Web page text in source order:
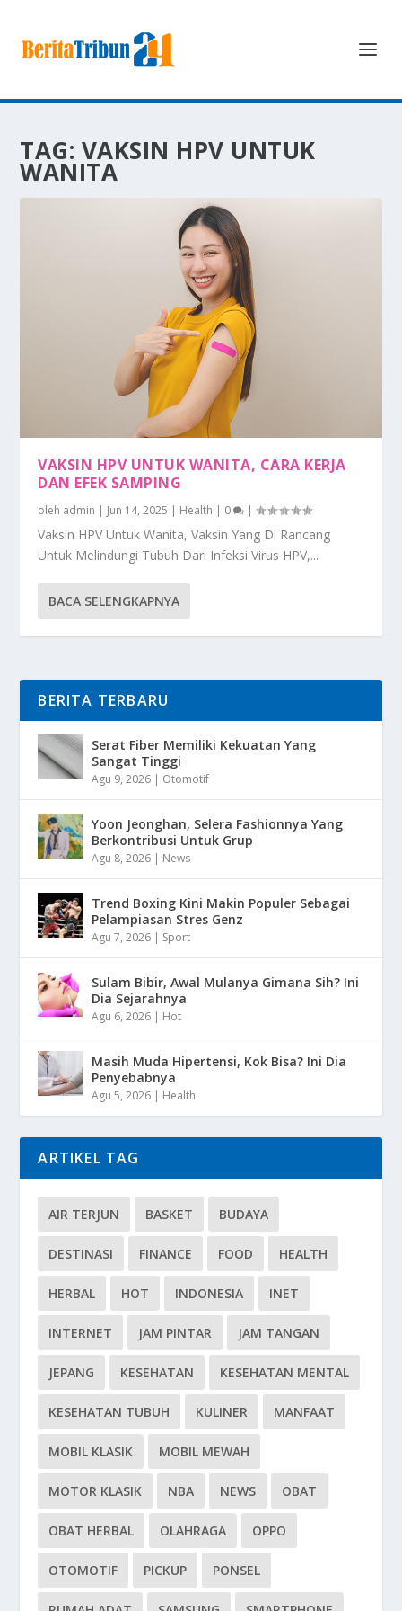
TAG: VAKSIN HPV UNTUK
WANITA
VAKSIN HPV UNTUK WANITA, CARA KERJA
DAN EFEK SAMPING
oleh admin | Jun 14, 2025 | Health | 0 |
Vaksin HPV Untuk Wanita, Vaksin Yang Di Rancang
Untuk Melindungi Tubuh Dari Infeksi Virus HPV,...
BACA SELENGKAPNYA
BERITA TERBARU
Serat Fiber Memiliki Kekuatan Yang
Sangat Tinggi
Agu 9, 2026 | Otomotif
Yoon Jeonghan, Selera Fashionnya Yang
Berkontribusi Untuk Grup
Agu 8, 2026 | News
Trend Boxing Kini Makin Populer Sebagai
Pelampiasan Stres Genz
Agu 7, 2026 | Sport
Sulam Bibir, Awal Mulanya Gimana Sih? Ini
Dia Sejarahnya
Agu 6, 2026 | Hot
Masih Muda Hipertensi, Kok Bisa? Ini Dia
Penyebabnya
Agu 5, 2026 | Health
ARTIKEL TAG
AIR TERJUN BASKET BUDAYA
DESTINASI FINANCE FOOD HEALTH
HERBAL HOT INDONESIA INET
INTERNET JAM PINTAR JAM TANGAN
JEPANG KESEHATAN KESEHATAN MENTAL
KESEHATAN TUBUH KULINER MANFAAT
MOBIL KLASIK MOBIL MEWAH
MOTOR KLASIK NBA NEWS OBAT
OBAT HERBAL OLAHRAGA OPPO
OTOMOTIF PICKUP PONSEL